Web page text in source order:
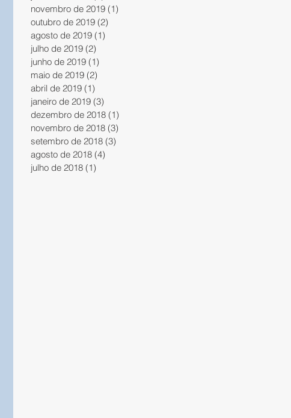
novembro de 2019 (1)
outubro de 2019 (2)
agosto de 2019 (1)
julho de 2019 (2)
junho de 2019 (1)
maio de 2019 (2)
abril de 2019 (1)
janeiro de 2019 (3)
dezembro de 2018 (1)
novembro de 2018 (3)
setembro de 2018 (3)
agosto de 2018 (4)
julho de 2018 (1)